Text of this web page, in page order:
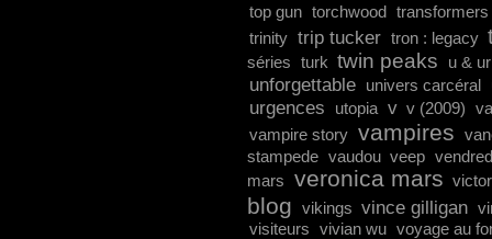
top gun torchwood transformers
trinity trip tucker tron : legacy
séries turk twin peaks u &
unforgettable univers carcéral
urgences utopia v v (2009)
vampire story vampires
stampede vaudou veep
mars veronica mars victor
blog vikings vince gilligan
visiteurs vivian wu voyage au